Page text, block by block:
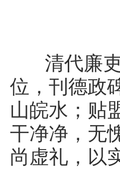
清代廉吏
位，刊德政
山皖水；贴
干净净，无
尚虚礼，以